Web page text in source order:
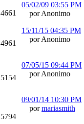
4661
05/02/09 03:55 PM
por Anonimo
4961
15/11/15 04:35 PM
por Anonimo
5154
07/05/15 09:44 PM
por Anonimo
5794
09/01/14 10:30 PM
pormariasmith